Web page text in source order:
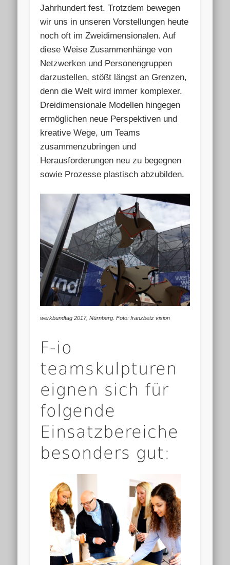
Jahrhundert fest. Trotzdem bewegen
wir uns in unseren Vorstellungen heute
noch oft im Zweidimensionalen. Auf
diese Weise Zusammenhänge von
Netzwerken und Personengruppen
darzustellen, stößt längst an Grenzen,
denn die Welt wird immer komplexer.
Dreidimensionale Modellen hingegen
ermöglichen neue Perspektiven und
kreative Wege, um Teams
zusammenzubringen und
Herausforderungen neu zu begegnen
sowie Prozesse plastisch abzubilden.
werkbundtag 2017, Nürnberg. Foto: franzbetz vision
F-io
teamskulpturen
eignen sich für
folgende
Einsatzbereiche
besonders gut: